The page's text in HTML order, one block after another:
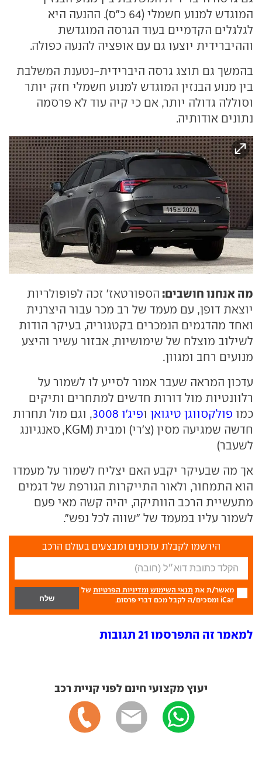
המוגדש למנוע חשמלי (64 כ"ס). ההנעה היא
לגלגלים הקדמיים בעוד הגרסה המוגדשת
וההיברידית יוצעו גם עם אופציה להנעה כפולה.
בהמשך גם תוצג גרסה היברידית-נטענת המשלבת
בין מנוע הבנזין המוגדש למנוע חשמלי חזק יותר
וסוללה גדולה יותר, אם כי קיה עוד לא פרסמה
נתונים אודותיה.
מה אנחנו חושבים: הספורטאז' זכה לפופולריות
יוצאת דופן, עם מעמד של רב מכר עבור היצרנית
ואחד מהדגמים הנמכרים בקטגוריה, בעיקר הודות
לשילוב מוצלח של שימושיות, אבזור עשיר והיצע
מנועים רחב ומגוון.
עדכון המראה שעבר אמור לסייע לו לשמור על
רלוונטיות מול דורות חדשים למתחרים ותיקים
כמו פולקסווגן טיגואן ופיג'ו 3008
, וגם מול תחרות
חדשה שמגיעה מסין (צ'רי) ומבית (KGM, סאנגיונג
לשעבר)
אך מה שבעיקר יקבע האם יצליח לשמור על מעמדו
הוא התמחור, ולאור התייקרות הגורפת של דגמים
מתעשיית הרכב הוותיקה, יהיה קשה מאי פעם
לשמור עליו במעמד של "שווה לכל נפש".
הירשמו לקבלת עדכונים ומבצעים בעולם הרכב
מאשר/ת את תנאי השימוש ומדיניות הפרטיות של
iCar ומסכים/ה לקבל מכם דברי פרסום.
למאמר זה התפרסמו 21 תגובות
יעוץ מקצועי חינם לפני קניית רכב